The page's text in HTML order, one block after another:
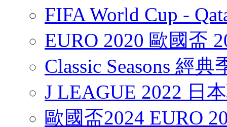
FIFA World Cup -
EURO 2020 歐國盃
Classic Seasons 經典
J LEAGUE 2022 日
歐國盃2024 EURO